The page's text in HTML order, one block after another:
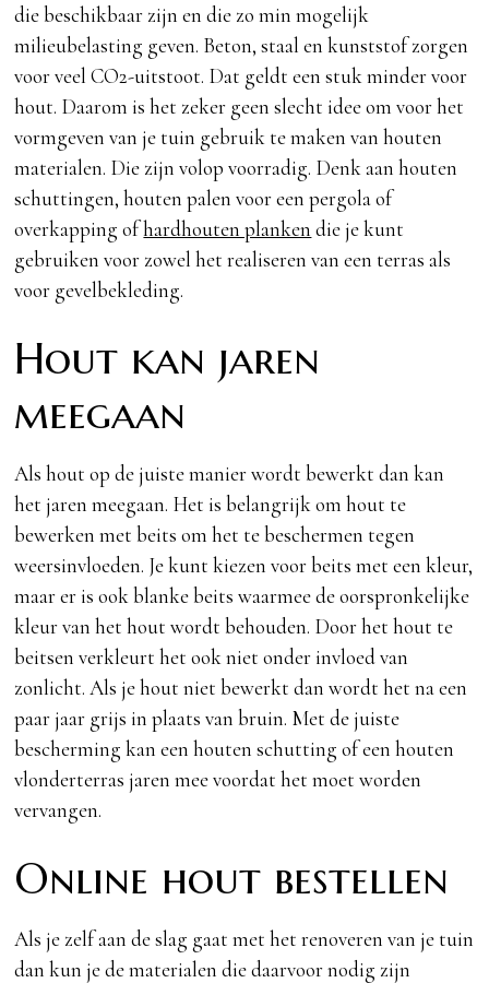
die beschikbaar zijn en die zo min mogelijk
milieubelasting geven. Beton, staal en kunststof zorgen
voor veel CO2-uitstoot. Dat geldt een stuk minder voor
hout. Daarom is het zeker geen slecht idee om voor het
vormgeven van je tuin gebruik te maken van houten
materialen. Die zijn volop voorradig. Denk aan houten
schuttingen, houten palen voor een pergola of
overkapping ofhardhouten planken die je kunt
gebruiken voor zowel het realiseren van een terras als
voor gevelbekleding.
Hout kan jaren
meegaan
Als hout op de juiste manier wordt bewerkt dan kan
het jaren meegaan. Het is belangrijk om hout te
bewerken met beits om het te beschermen tegen
weersinvloeden. Je kunt kiezen voor beits met een kleur,
maar er is ook blanke beits waarmee de oorspronkelijke
kleur van het hout wordt behouden. Door het hout te
beitsen verkleurt het ook niet onder invloed van
zonlicht. Als je hout niet bewerkt dan wordt het na een
paar jaar grijs in plaats van bruin. Met de juiste
bescherming kan een houten schutting of een houten
vlonderterras jaren mee voordat het moet worden
vervangen.
Online hout bestellen
Als je zelf aan de slag gaat met het renoveren van je tuin
dan kun je de materialen die daarvoor nodig zijn